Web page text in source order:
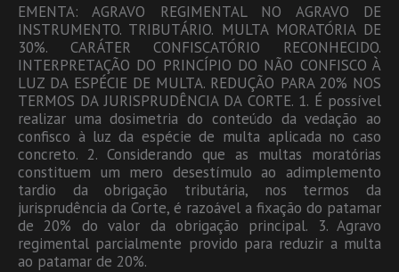
EMENTA: AGRAVO REGIMENTAL NO AGRAVO DE
INSTRUMENTO. TRIBUTÁRIO. MULTA MORATÓRIA DE
30%. CARÁTER CONFISCATÓRIO RECONHECIDO.
INTERPRETAÇÃO DO PRINCÍPIO DO NÃO CONFISCO À
LUZ DA ESPÉCIE DE MULTA. REDUÇÃO PARA 20% NOS
TERMOS DA JURISPRUDÊNCIA DA CORTE. 1. É possível
realizar uma dosimetria do conteúdo da vedação ao
confisco à luz da espécie de multa aplicada no caso
concreto. 2. Considerando que as multas moratórias
constituem um mero desestímulo ao adimplemento
tardio da obrigação tributária, nos termos da
jurisprudência da Corte, é razoável a fixação do patamar
de 20% do valor da obrigação principal. 3. Agravo
regimental parcialmente provido para reduzir a multa
ao patamar de 20%.